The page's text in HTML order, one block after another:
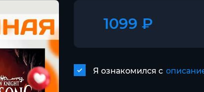
1099 ₽
Я ознакомился с